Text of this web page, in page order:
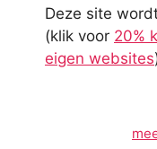
Deze site
(klik voor 20%
eigen websites